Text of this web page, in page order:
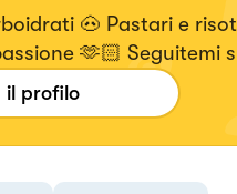
🐽 Pastari e
🫶🏻 Seguitemi
il profilo